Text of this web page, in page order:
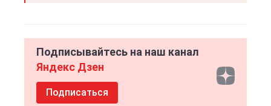
Подписывайтесь на наш канал
Яндекс Дзен
Подписаться